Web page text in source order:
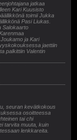
jatkaa
Kari Kuusisto
toimii Jukka
Pasi Liukas.
Salokaarto
ja Kari
jaettiin
palkittiin Valentin
seuran kevätkokous
osoitteessa
tai chi
tarvita muuta, kuin
lenkkareita.